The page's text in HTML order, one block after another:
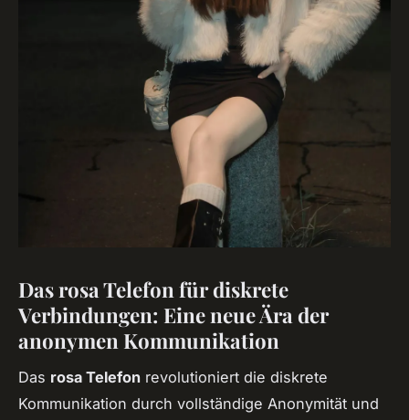
Das rosa Telefon für diskrete
Verbindungen: Eine neue Ära der
anonymen Kommunikation
Das rosa Telefon revolutioniert die diskrete
Kommunikation durch vollständige Anonymität und